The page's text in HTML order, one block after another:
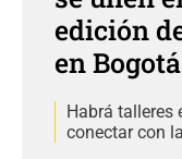
edición
en Bogotá
Habrá talleres
conectar con